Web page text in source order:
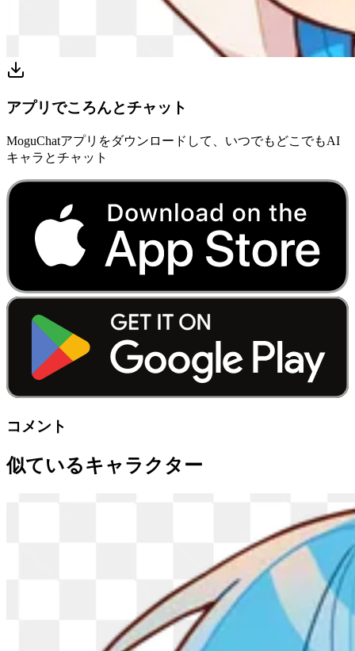
アプリでころんとチャット
MoguChatアプリをダウンロードして、いつでもどこでもAI
キャラとチャット
コメント
似ているキャラクター